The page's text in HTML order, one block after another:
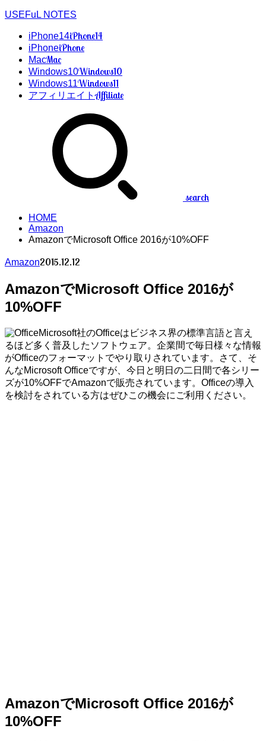
USEFuL NOTES
iPhone14iPhone14
iPhoneiPhone
MacMac
Windows10Windows10
Windows11Windows11
アフィリエイトAffiliate
search
HOME
Amazon
AmazonでMicrosoft Office 2016が10%OFF
Amazon2015.12.12
AmazonでMicrosoft Office 2016が
10%OFF
Microsoft社のOfficeはビジネス界の標準言語と言え
るほど多く普及したソフトウェア。企業間で毎日様々な情報
がOfficeのフォーマットでやり取りされています。さて、そ
んなMicrosoft Officeですが、今日と明日の二日間で各シリー
ズが10%OFFでAmazonで販売されています。Officeの導入
を検討をされている方はぜひこの機会にご利用ください。
AmazonでMicrosoft Office 2016が
10%OFF